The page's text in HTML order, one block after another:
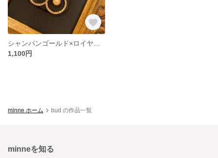
1,100円
minne ホーム bud の作品一覧
minneを知る